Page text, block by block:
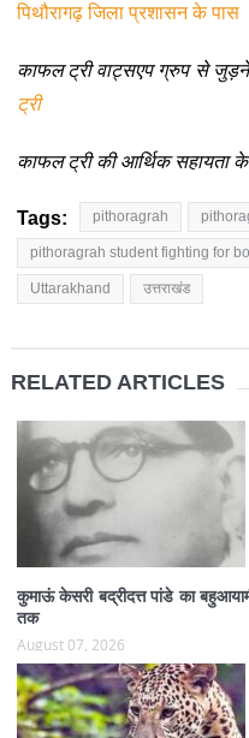
पिथौरागढ़ जिला प्रशासन के पास
काफल ट्री वाट्सएप ग्रुप से
ट्री
काफल ट्री की आर्थिक सहायता
Tags: pithoragrah
pithoragrah student fighting for
Uttarakhand उत्तराखंड
RELATED ARTICLES
कुमाऊं केसरी बद्रीदत्त पांडे का
तक
August 07, 2026